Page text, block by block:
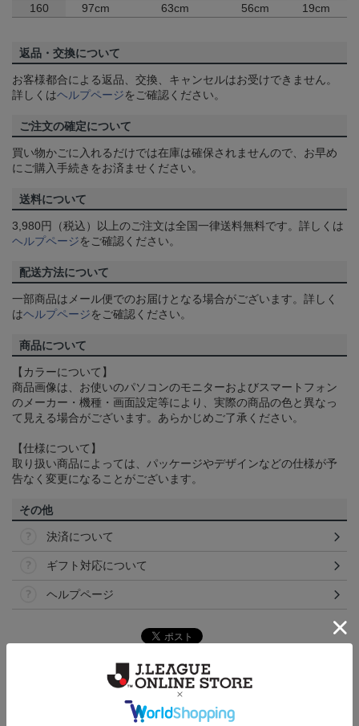
160
97cm 63cm 56cm 19cm
返品・交換について
お客様都合による返品、交換、キャンセルはお受けできません。
詳しくはヘルプページをご確認ください。
ご注文の確定について
買い物かごに入れるだけでは在庫は確保されませんので、お早め
にご購入手続きをお済ませください。
送料について
3,980円（税込）以上のご注文は全国一律送料無料です。詳しくは
ヘルプページをご確認ください。
配送方法について
一部商品はメール便でのお届けとなる場合がございます。詳しく
はヘルプページをご確認ください。
商品について
【カラーについて】
商品画像は、お使いのパソコンのモニターおよびスマートフォン
のメーカー・機種・画面設定等により、実際の商品の色と異なっ
て見える場合がございます。あらかじめご了承ください。
【仕様について】
取り扱い商品によっては、パッケージやデザインなどの仕様が予
告なく変更になることがございます。
その他
決済について
ギフト対応について
ヘルプページ